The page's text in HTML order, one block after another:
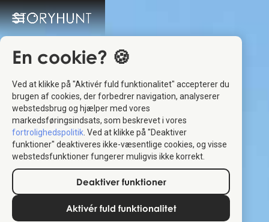
En cookie? 🍪
Ved at klikke på "Aktivér fuld funktionalitet" accepterer du
brugen af cookies, der forbedrer navigation, analyserer
webstedsbrug og hjælper med vores
markedsføringsindsats, som beskrevet i vores
fortrolighedspolitik . Ved at klikke på "Deaktiver
funktioner" deaktiveres ikke-væsentlige cookies, og visse
webstedsfunktioner fungerer muligvis ikke korrekt.
Deaktiver funktioner
Aktivér fuld funktionalitet